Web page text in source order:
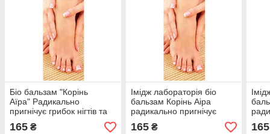
Біо бальзам "Корінь
Аїра" Радикально
пригнічує грибок нігтів та
шкіри Імідж Лабораторія
165 ₴
Імідж лабораторія біо
бальзам Корінь Аіра
радикально пригнічує
грибок
165₴ 165